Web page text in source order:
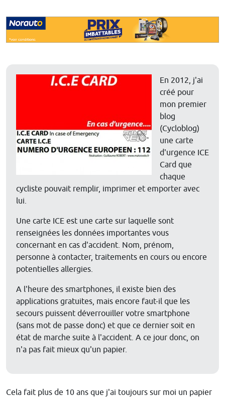
En 2012, j'ai
créé pour
mon premier
blog
(Cycloblog)
une carte
d'urgence ICE
Card que
chaque
cycliste pouvait remplir, imprimer et emporter avec
lui.
Une carte ICE est une carte sur laquelle sont
renseignées les données importantes vous
concernant en cas d'accident. Nom, prénom,
personne à contacter, traitements en cours ou encore
potentielles allergies.
A l'heure des smartphones, il existe bien des
applications gratuites, mais encore faut-il que les
secours puissent déverrouiller votre smartphone
(sans mot de passe donc) et que ce dernier soit en
état de marche suite à l'accident. A ce jour donc, on
n'a pas fait mieux qu'un papier.
Cela fait plus de 10 ans que j'ai toujours sur moi un papier